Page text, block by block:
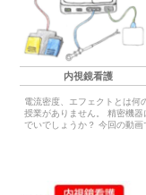
内視鏡看護
電流密度、エフェクトとは何
授業がありません。 精密機
でいでしょうか？ 今回の動